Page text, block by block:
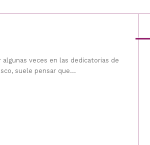
veces en las dedicatorias de
suele pensar que...